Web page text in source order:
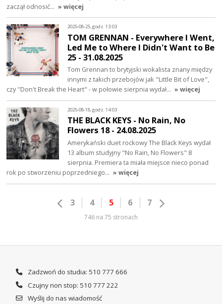
zaczął odnosić… » więcej
2025-08-25, godz. 13:03
TOM GRENNAN - Everywhere I Went,
Led Me to Where I Didn't Want to Be
25 - 31.08.2025
Tom Grennan to brytyjski wokalista znany między
innymi z takich przebojów jak "Little Bit of Love",
czy "Don't Break the Heart" - w połowie sierpnia wydał… » więcej
2025-08-18, godz. 14:03
THE BLACK KEYS - No Rain, No
Flowers 18 - 24.08.2025
Amerykański duet rockowy The Black Keys wydał
13 album studyjny "No Rain, No Flowers" 8
sierpnia. Premiera ta miała miejsce nieco ponad
rok po stworzeniu poprzedniego… » więcej
3 4 5 6 7
746 na 75 stronach
Zadzwoń do studia: 510 777 666
Czujny non stop: 510 777 222
Wyślij do nas wiadomość